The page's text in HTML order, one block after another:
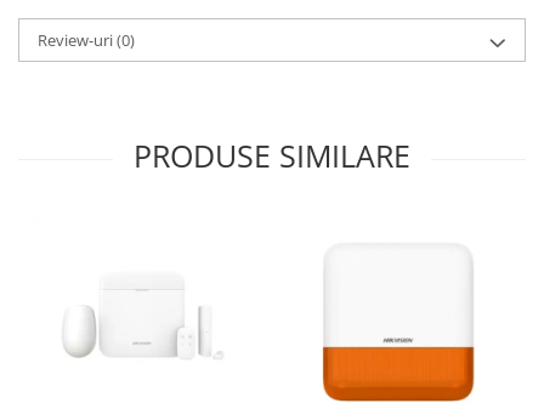
Review-uri(0)
PRODUSE SIMILARE